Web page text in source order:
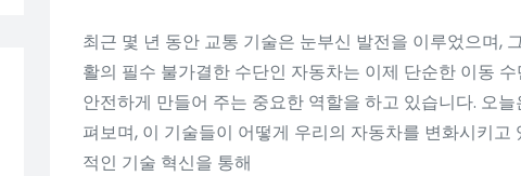
최근 몇 년 동안 교통 기술은 눈부신 발전을 이루었으며,
활의 필수 불가결한 수단인 자동차는 이제 단순한 이동
안전하게 만들어 주는 중요한 역할을 하고 있습니다. 오
펴보며, 이 기술들이 어떻게 우리의 자동차를 변화시키
적인 기술 혁신을 통해